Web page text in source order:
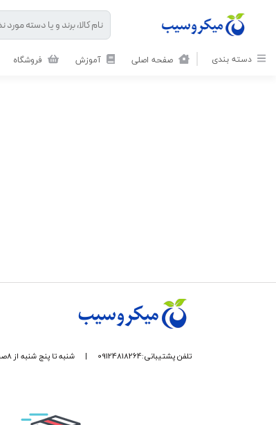
دسته بندی صفحه اصلی آموزش فروشگاه
تلفن پشتیبانی:09124818264 | شنبه تا پنج شنبه از 8صبح تا ساعت 17 پاسخگوی شما هستیم.